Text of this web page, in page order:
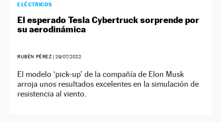
ELÉCTRICOS
El esperado Tesla Cybertruck sorprende por
su aerodinámica
RUBÉN PÉREZ |29/07/2022
El modelo ‘pick-up’ de la compañía de Elon Musk
arroja unos resultados excelentes en la simulación de
resistencia al viento.